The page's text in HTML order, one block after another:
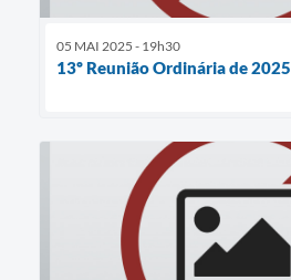
05 MAI 2025 - 19h30
13º Reunião Ordinária de 2025